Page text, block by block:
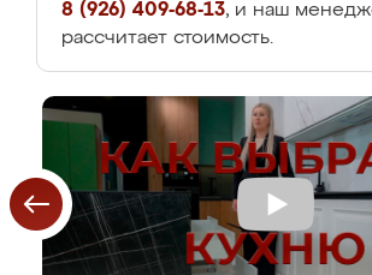
8 (926) 409-68-13, и наш
рассчитает стоимость.